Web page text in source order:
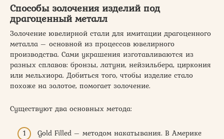
Способы золочения изделий под
драгоценный металл
Золочение ювелирной стали для имитации драгоценного
металла – основной из процессов ювелирного
производства. Сами украшения изготавливаются из
разных сплавов: бронзы, латуни, нейзильбера, циркония
или мельхиора. Добиться того, чтобы изделие стало
похоже на золотое, помогает золочение.
Существуют два основных метода:
Gold Filled – методом накатывания. В Америке